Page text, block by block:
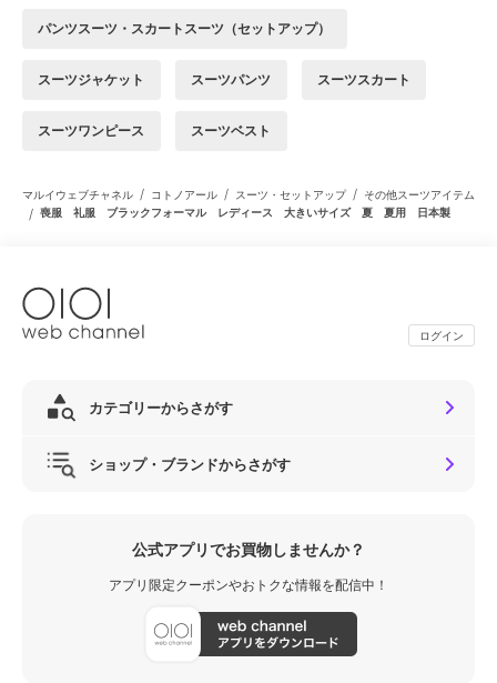
パンツスーツ・スカートスーツ（セットアップ）
スーツジャケット スーツパンツ スーツスカート
スーツワンピース スーツベスト
マルイウェブチャネル / コトノアール / スーツ・セットアップ/ その他スーツアイテム
/ 喪服 礼服 ブラックフォーマル レディース 大きいサイズ 夏 夏用 日本製
ログイン
カテゴリーからさがす
ショップ・ブランドからさがす
公式アプリでお買物しませんか？
アプリ限定クーポンやおトクな情報を配信中！